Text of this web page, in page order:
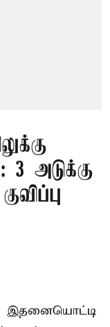
அடுக்கு
இதனையொட்டி